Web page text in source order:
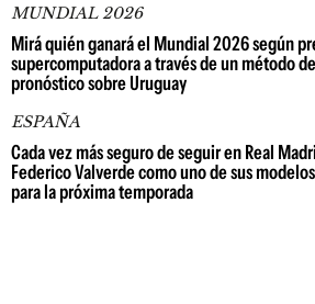
MUNDIAL 2026
Mirá quién ganará el Mundial 2026 según
supercomputadora a través de un método
pronóstico sobre Uruguay
ESPAÑA
Cada vez más seguro de seguir en Real
Federico Valverde como uno de sus
para la próxima temporada